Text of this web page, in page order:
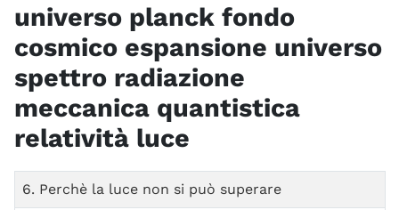
universo planck fondo
cosmico espansione universo
spettro radiazione
meccanica quantistica
relatività luce
Titolo
6. Perchè la luce non si può superare